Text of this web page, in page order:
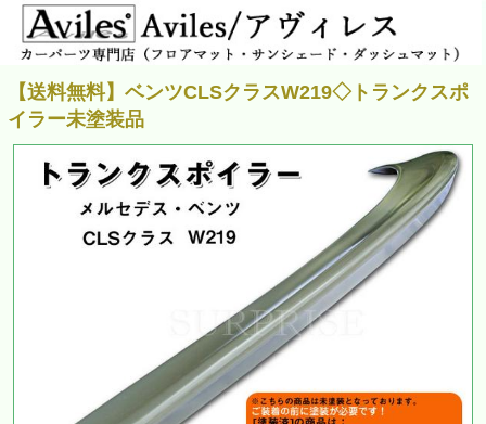
【送料無料】ベンツCLSクラスW219◇トランクスポ
イラー未塗装品